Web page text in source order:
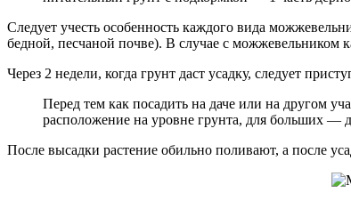
Следует учесть особенность каждого вида
бедной, песчаной почве). В случае с
Через 2 недели, когда грунт даст усадку, следует
Перед тем как посадить на даче или на другом
расположение на уровне грунта, для больших —
После высадки растение обильно поливают, а после